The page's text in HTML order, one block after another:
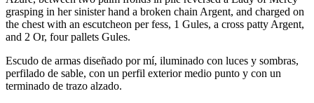
grasping in her sinister hand a broken chain Argent, and charged on
the chest with an escutcheon per fess, 1 Gules, a cross patty Argent,
and 2 Or, four pallets Gules.
Escudo de armas diseñado por mí, iluminado con luces y sombras,
perfilado de sable, con un perfil exterior medio punto y con un
terminado de trazo alzado.